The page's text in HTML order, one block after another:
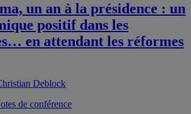
un an à la présidence : un
positif dans les
en attendant les réformes
Deblock
de conférence